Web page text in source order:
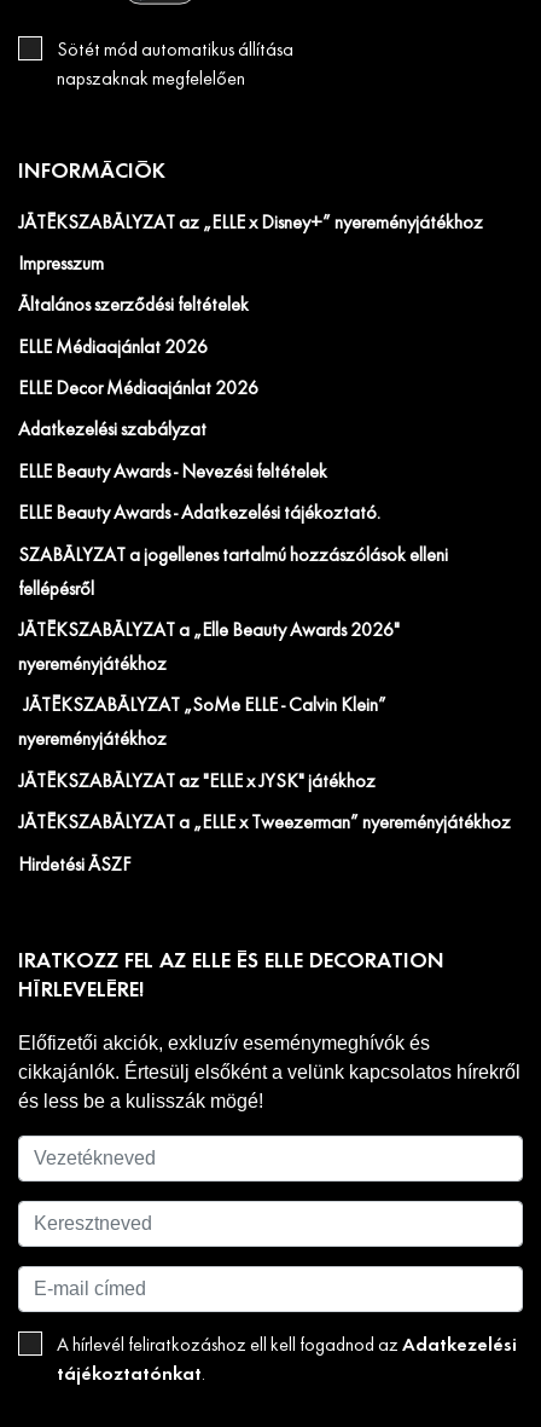
Sötét mód automatikus állítása
napszaknak megfelelően
INFORMÁCIÓK
JÁTÉKSZABÁLYZAT az „ELLE x Disney+” nyereményjátékhoz
Impresszum
Általános szerződési feltételek
ELLE Médiaajánlat 2026
ELLE Decor Médiaajánlat 2026
Adatkezelési szabályzat
ELLE Beauty Awards - Nevezési feltételek
ELLE Beauty Awards - Adatkezelési tájékoztató.
SZABÁLYZAT a jogellenes tartalmú hozzászólások elleni
fellépésről
JÁTÉKSZABÁLYZAT a „Elle Beauty Awards 2026"
nyereményjátékhoz
JÁTÉKSZABÁLYZAT „SoMe ELLE - Calvin Klein”
nyereményjátékhoz
JÁTÉKSZABÁLYZAT az "ELLE x JYSK" játékhoz
JÁTÉKSZABÁLYZAT a „ELLE x Tweezerman” nyereményjátékhoz
Hirdetési ÁSZF
IRATKOZZ FEL AZ ELLE ÉS ELLE DECORATION
HÍRLEVELÉRE!
Előfizetői akciók, exkluzív eseménymeghívók és
cikkajánlók. Értesülj elsőként a velünk kapcsolatos hírekről
és less be a kulisszák mögé!
A hírlevél feliratkozáshoz ell kell fogadnod az Adatkezelési
tájékoztatónkat.